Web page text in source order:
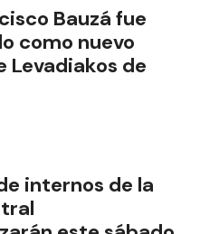
Bauzá fue
como nuevo
Levadiakos de
internos de la